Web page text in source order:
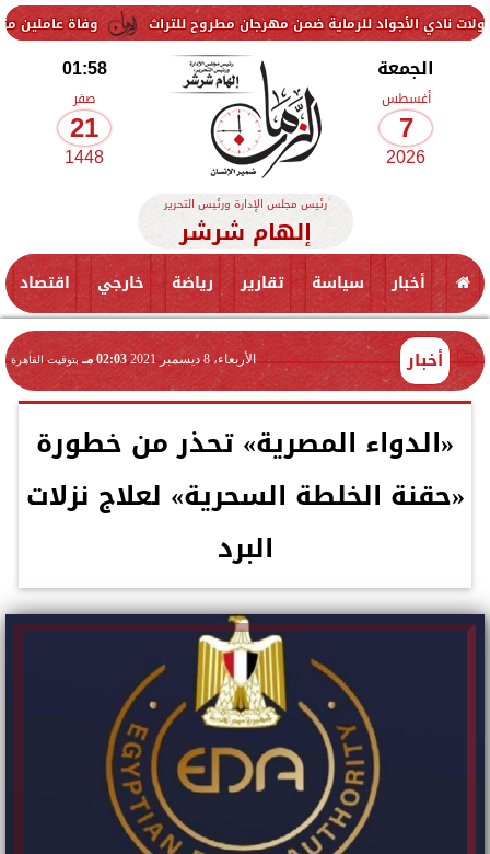
وفاة عاملين متأثرين للرماية ضمن مهرجان مطروح للتراث
الجمعة
أغسطس
7
2026
01:58
صفر
21
1448
رئيس مجلس الإدارة ورئيس التحرير
إلهام شرشر
أخبار سياسة تقارير رياضة خارجي اقتصاد
أخبار الأربعاء، 8 ديسمبر 2021 02:03 مـ بتوقيت القاهرة
«الدواء المصرية» تحذر من خطورة
«حقنة الخلطة السحرية» لعلاج نزلات
البرد